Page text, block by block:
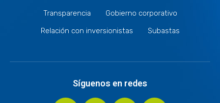
Transparencia
Gobierno corporativo
Relación con inversionistas
Subastas
Síguenos en redes